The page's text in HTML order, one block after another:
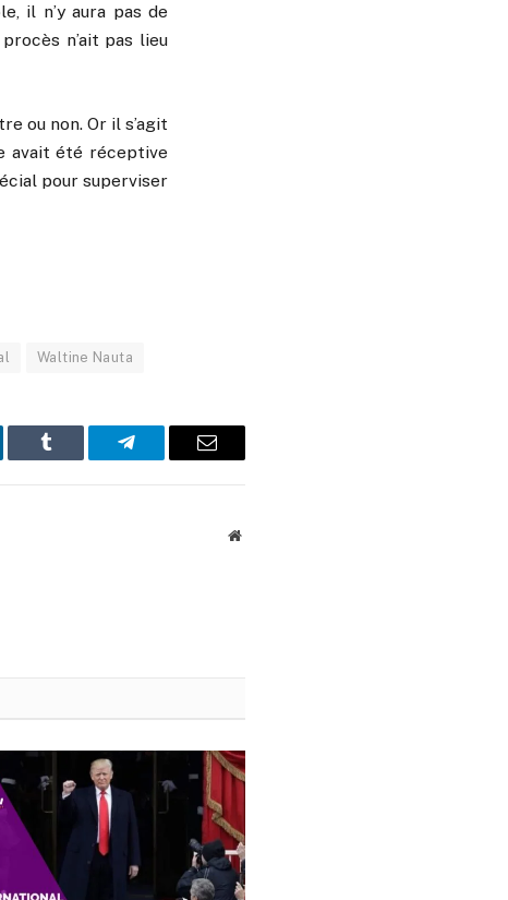
il n’y aura pas de
n’ait pas lieu
ou non. Or il s’agit
avait été réceptive
pour superviser
Waltine Nauta
Tumblr Telegram Email
Website